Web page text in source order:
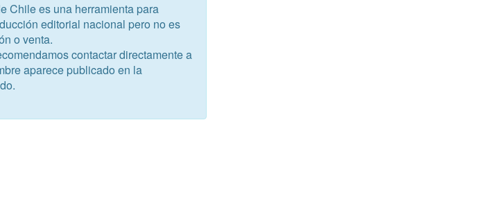
Chile es una herramienta para
editorial nacional pero no es
o venta.
contactar directamente a
aparece publicado en la